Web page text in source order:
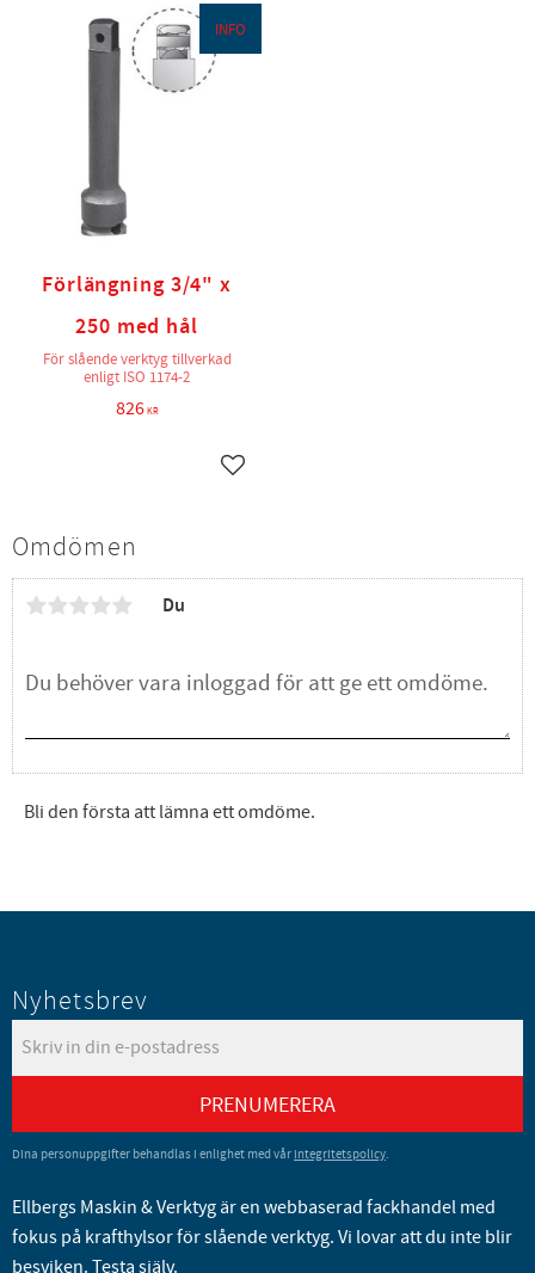
Omdömen
Du
Bli den första att lämna ett omdöme.
Förlängning 3/4" x
250 med hål
För slående verktyg tillverkad
enligt ISO 1174-2
826KR
Lägg till i favoriter
INFO
Nyhetsbrev
PRENUMERERA
Dina personuppgifter behandlas i enlighet med vår integritetspolicy.
Ellbergs Maskin & Verktyg är en webbaserad fackhandel med
fokus på krafthylsor för slående verktyg. Vi lovar att du inte blir
besviken. Testa själv.